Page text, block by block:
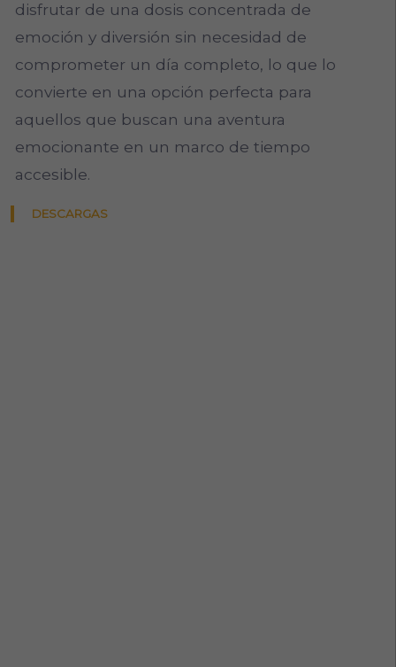
disfrutar de una dosis concentrada de
emoción y diversión sin necesidad de
comprometer un día completo, lo que lo
convierte en una opción perfecta para
aquellos que buscan una aventura
emocionante en un marco de tiempo
accesible.
DESCARGAS